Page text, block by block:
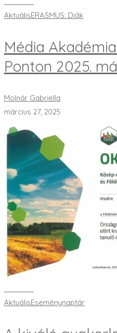
AktuálisERASMUS: Diák
Média
Ponton 2025.
Molnár Gabriella
március 27, 2025
AktuálisEseménynaptár